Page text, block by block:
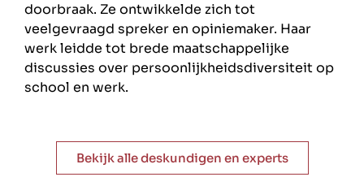
doorbraak. Ze ontwikkelde zich tot
veelgevraagd spreker en opiniemaker. Haar
werk leidde tot brede maatschappelijke
discussies over persoonlijkheidsdiversiteit op
school en werk.
Bekijk alle deskundigen en experts